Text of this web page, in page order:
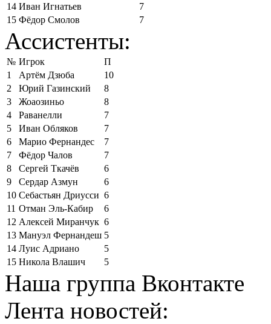
14 Иван Игнатьев
7
15 Фёдор Смолов 7
Ассистенты:
№ Игрок
П
1
Артём Дзюба
10
2
Юрий Газинский
8
3
Жоаозиньо
8
4
Раванелли
7
5
Иван Обляков
7
6
Марио Фернандес
7
7
Фёдор Чалов
7
8
Сергей Ткачёв
6
9
Сердар Азмун
6
10 Себастьян Дриусси 6
11 Отман Эль-Кабир
6
12 Алексей Миранчук 6
13 Мануэл Фернандеш 5
14 Луис Адриано
5
15 Никола Влашич 5
Наша группа Вконтакте
Лента новостей: